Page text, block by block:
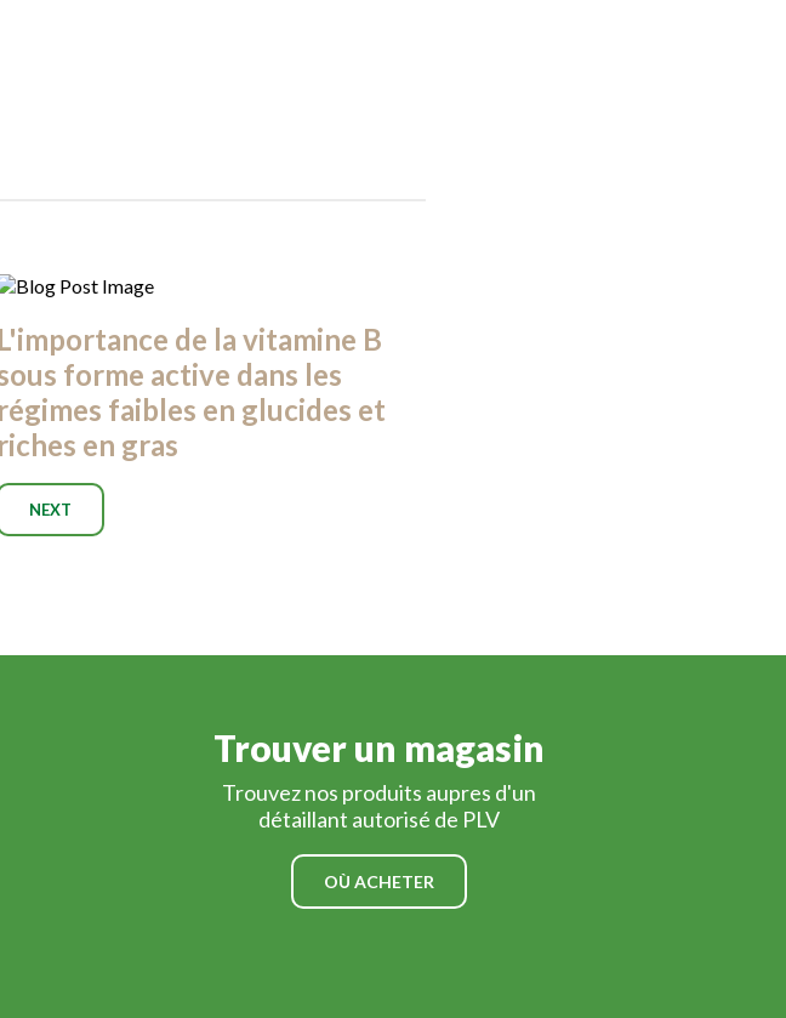
L'importance de la vitamine B
forme active dans les
régimes faibles en glucides et
riches en gras
NEXT
Trouver un magasin
Trouvez nos produits aupres d'un
détaillant autorisé de PLV
OÙ ACHETER